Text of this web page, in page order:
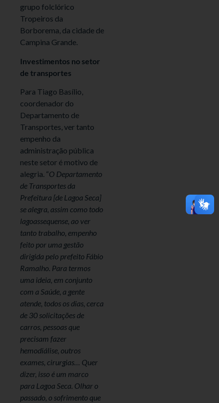
grupo folclórico
Tropeiros da
Borborema, da cidade de
Campina Grande.
Investimentos no setor
de transportes
Para Tiago Basílio,
coordenador do
Departamento de
Transportes, ver tanto
empenho da
administração pública
neste setor é motivo de
alegria. “O Departamento
de Transportes da
Prefeitura [de Lagoa Seca]
se alegra, assim como todo
lagoassequense, ao ver
tanto trabalho, empenho
feito por uma gestão
dirigida pelo prefeito Fábio
Ramalho. Para termos
uma ideia, em conjunto
com a Saúde, a gente
atende, todos os dias, cerca
de 30 solicitações de
carros, pessoas que
precisam fazer
hemodiálise, outros
exames, cirurgias… Quer
dizer, isso é um marco
para Lagoa Seca. Olhar o
passado, o sofrimento que